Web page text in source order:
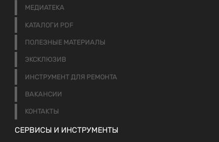
МЕДИАТЕКА
КАТАЛОГИ PDF
ПОЛЕЗНЫЕ МАТЕРИАЛЫ
ЭКСКЛЮЗИВ
ИНСТРУМЕНТ ДЛЯ РЕМОНТА
ВАКАНСИИ
КОНТАКТЫ
СЕРВИСЫ И ИНСТРУМЕНТЫ